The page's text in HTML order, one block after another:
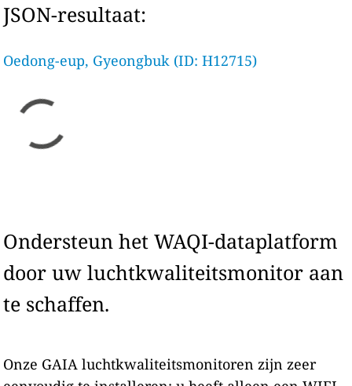
JSON-resultaat:
Oedong-eup, Gyeongbuk (ID: H12715)
Ondersteun het WAQI-dataplatform
door uw luchtkwaliteitsmonitor aan
te schaffen.
Onze GAIA luchtkwaliteitsmonitoren zijn zeer